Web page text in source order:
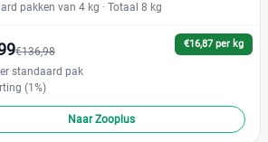
pakken van 4 kg · Totaal 8 kg
€16,87 per kg
€136,98
standaard pak
(1%)
Naar Zooplus